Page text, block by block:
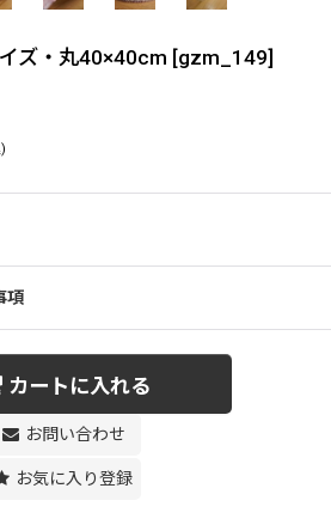
ズ・丸40×40cm [gzm_149]
項
カートに入れる
お問い合わせ
お気に入り登録